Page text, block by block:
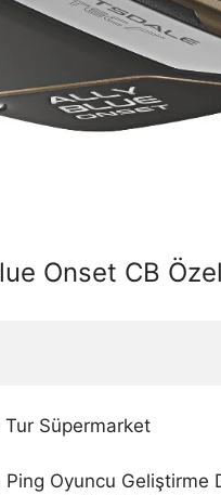
Onset CB
Tur Süpermarket
Oyuncu